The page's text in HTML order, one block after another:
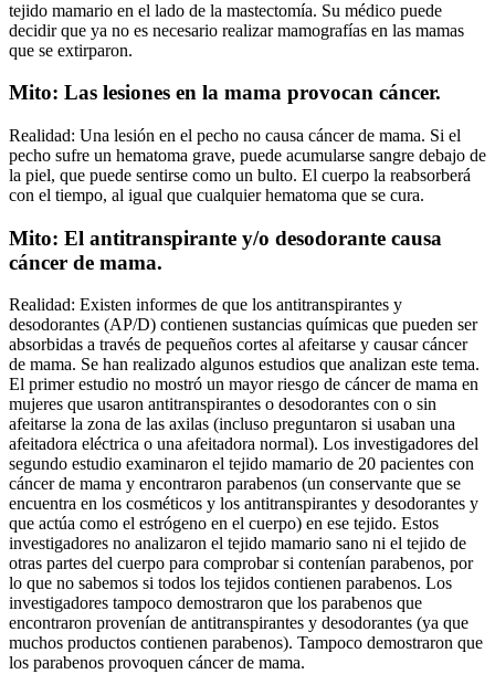
tejido mamario en el lado de la mastectomía. Su médico puede
decidir que ya no es necesario realizar mamografías en las mamas
que se extirparon.
Mito: Las lesiones en la mama provocan cáncer.
Realidad: Una lesión en el pecho no causa cáncer de mama. Si el
pecho sufre un hematoma grave, puede acumularse sangre debajo de
la piel, que puede sentirse como un bulto. El cuerpo la reabsorberá
con el tiempo, al igual que cualquier hematoma que se cura.
Mito: El antitranspirante y/o desodorante causa
cáncer de mama.
Realidad: Existen informes de que los antitranspirantes y
desodorantes (AP/D) contienen sustancias químicas que pueden ser
absorbidas a través de pequeños cortes al afeitarse y causar cáncer
de mama. Se han realizado algunos estudios que analizan este tema.
El primer estudio no mostró un mayor riesgo de cáncer de mama en
mujeres que usaron antitranspirantes o desodorantes con o sin
afeitarse la zona de las axilas (incluso preguntaron si usaban una
afeitadora eléctrica o una afeitadora normal). Los investigadores del
segundo estudio examinaron el tejido mamario de 20 pacientes con
cáncer de mama y encontraron parabenos (un conservante que se
encuentra en los cosméticos y los antitranspirantes y desodorantes y
que actúa como el estrógeno en el cuerpo) en ese tejido. Estos
investigadores no analizaron el tejido mamario sano ni el tejido de
otras partes del cuerpo para comprobar si contenían parabenos, por
lo que no sabemos si todos los tejidos contienen parabenos. Los
investigadores tampoco demostraron que los parabenos que
encontraron provenían de antitranspirantes y desodorantes (ya que
muchos productos contienen parabenos). Tampoco demostraron que
los parabenos provoquen cáncer de mama.